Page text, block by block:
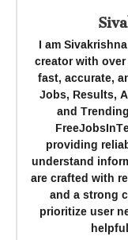
I am
creator with
fast, accurate,
Jobs, Results,
and
providing
understand
are crafted with
and a strong
prioritize user